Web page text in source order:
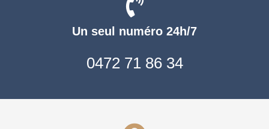
Un seul numéro 24h/7
0472 71 86 34